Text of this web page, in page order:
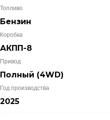
Топливо
Бензин
Коробка
АКПП-8
Привод
Полный (4WD)
Год производства
2025